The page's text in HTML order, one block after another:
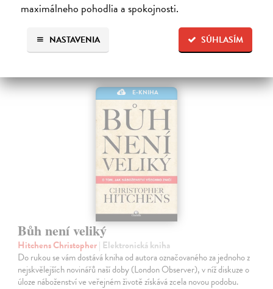
maximálneho pohodlia a spokojnosti.
SÚHLASÍM
NASTAVENIA
E-KNIHA
Bůh není veliký
Hitchens Christopher| Elektronická kniha
Do rukou se vám dostává kniha od autora označovaného za jednoho z
nejskvělejších novinářů naší doby (London Observer), v níž diskuze o
úloze náboženství ve veřejném životě získává zcela novou podobu.